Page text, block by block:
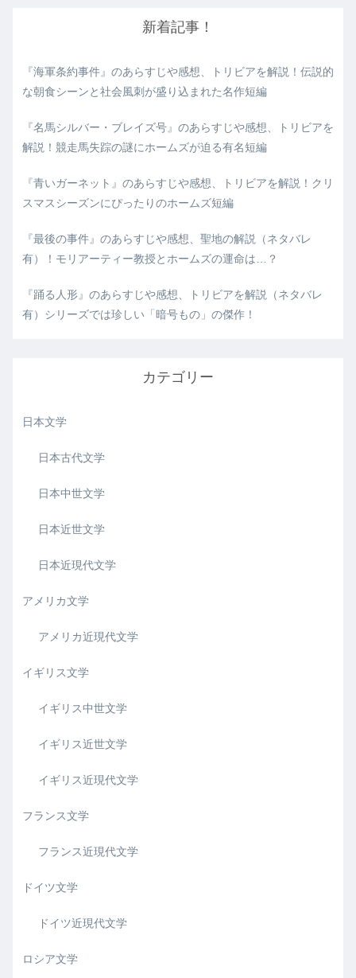
新着記事！
『海軍条約事件』のあらすじや感想、トリビアを解説！伝説的
な朝食シーンと社会風刺が盛り込まれた名作短編
『名馬シルバー・ブレイズ号』のあらすじや感想、トリビアを
解説！競走馬失踪の謎にホームズが迫る有名短編
『青いガーネット』のあらすじや感想、トリビアを解説！クリ
スマスシーズンにぴったりのホームズ短編
『最後の事件』のあらすじや感想、聖地の解説（ネタバレ
有）！モリアーティー教授とホームズの運命は…？
『踊る人形』のあらすじや感想、トリビアを解説（ネタバレ
有）シリーズでは珍しい「暗号もの」の傑作！
カテゴリー
日本文学
日本古代文学
日本中世文学
日本近世文学
日本近現代文学
アメリカ文学
アメリカ近現代文学
イギリス文学
イギリス中世文学
イギリス近世文学
イギリス近現代文学
フランス文学
フランス近現代文学
ドイツ文学
ドイツ近現代文学
ロシア文学